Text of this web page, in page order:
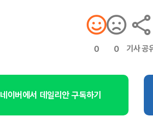
0 0 기사 공
네이버에서 데일리안 구독하기